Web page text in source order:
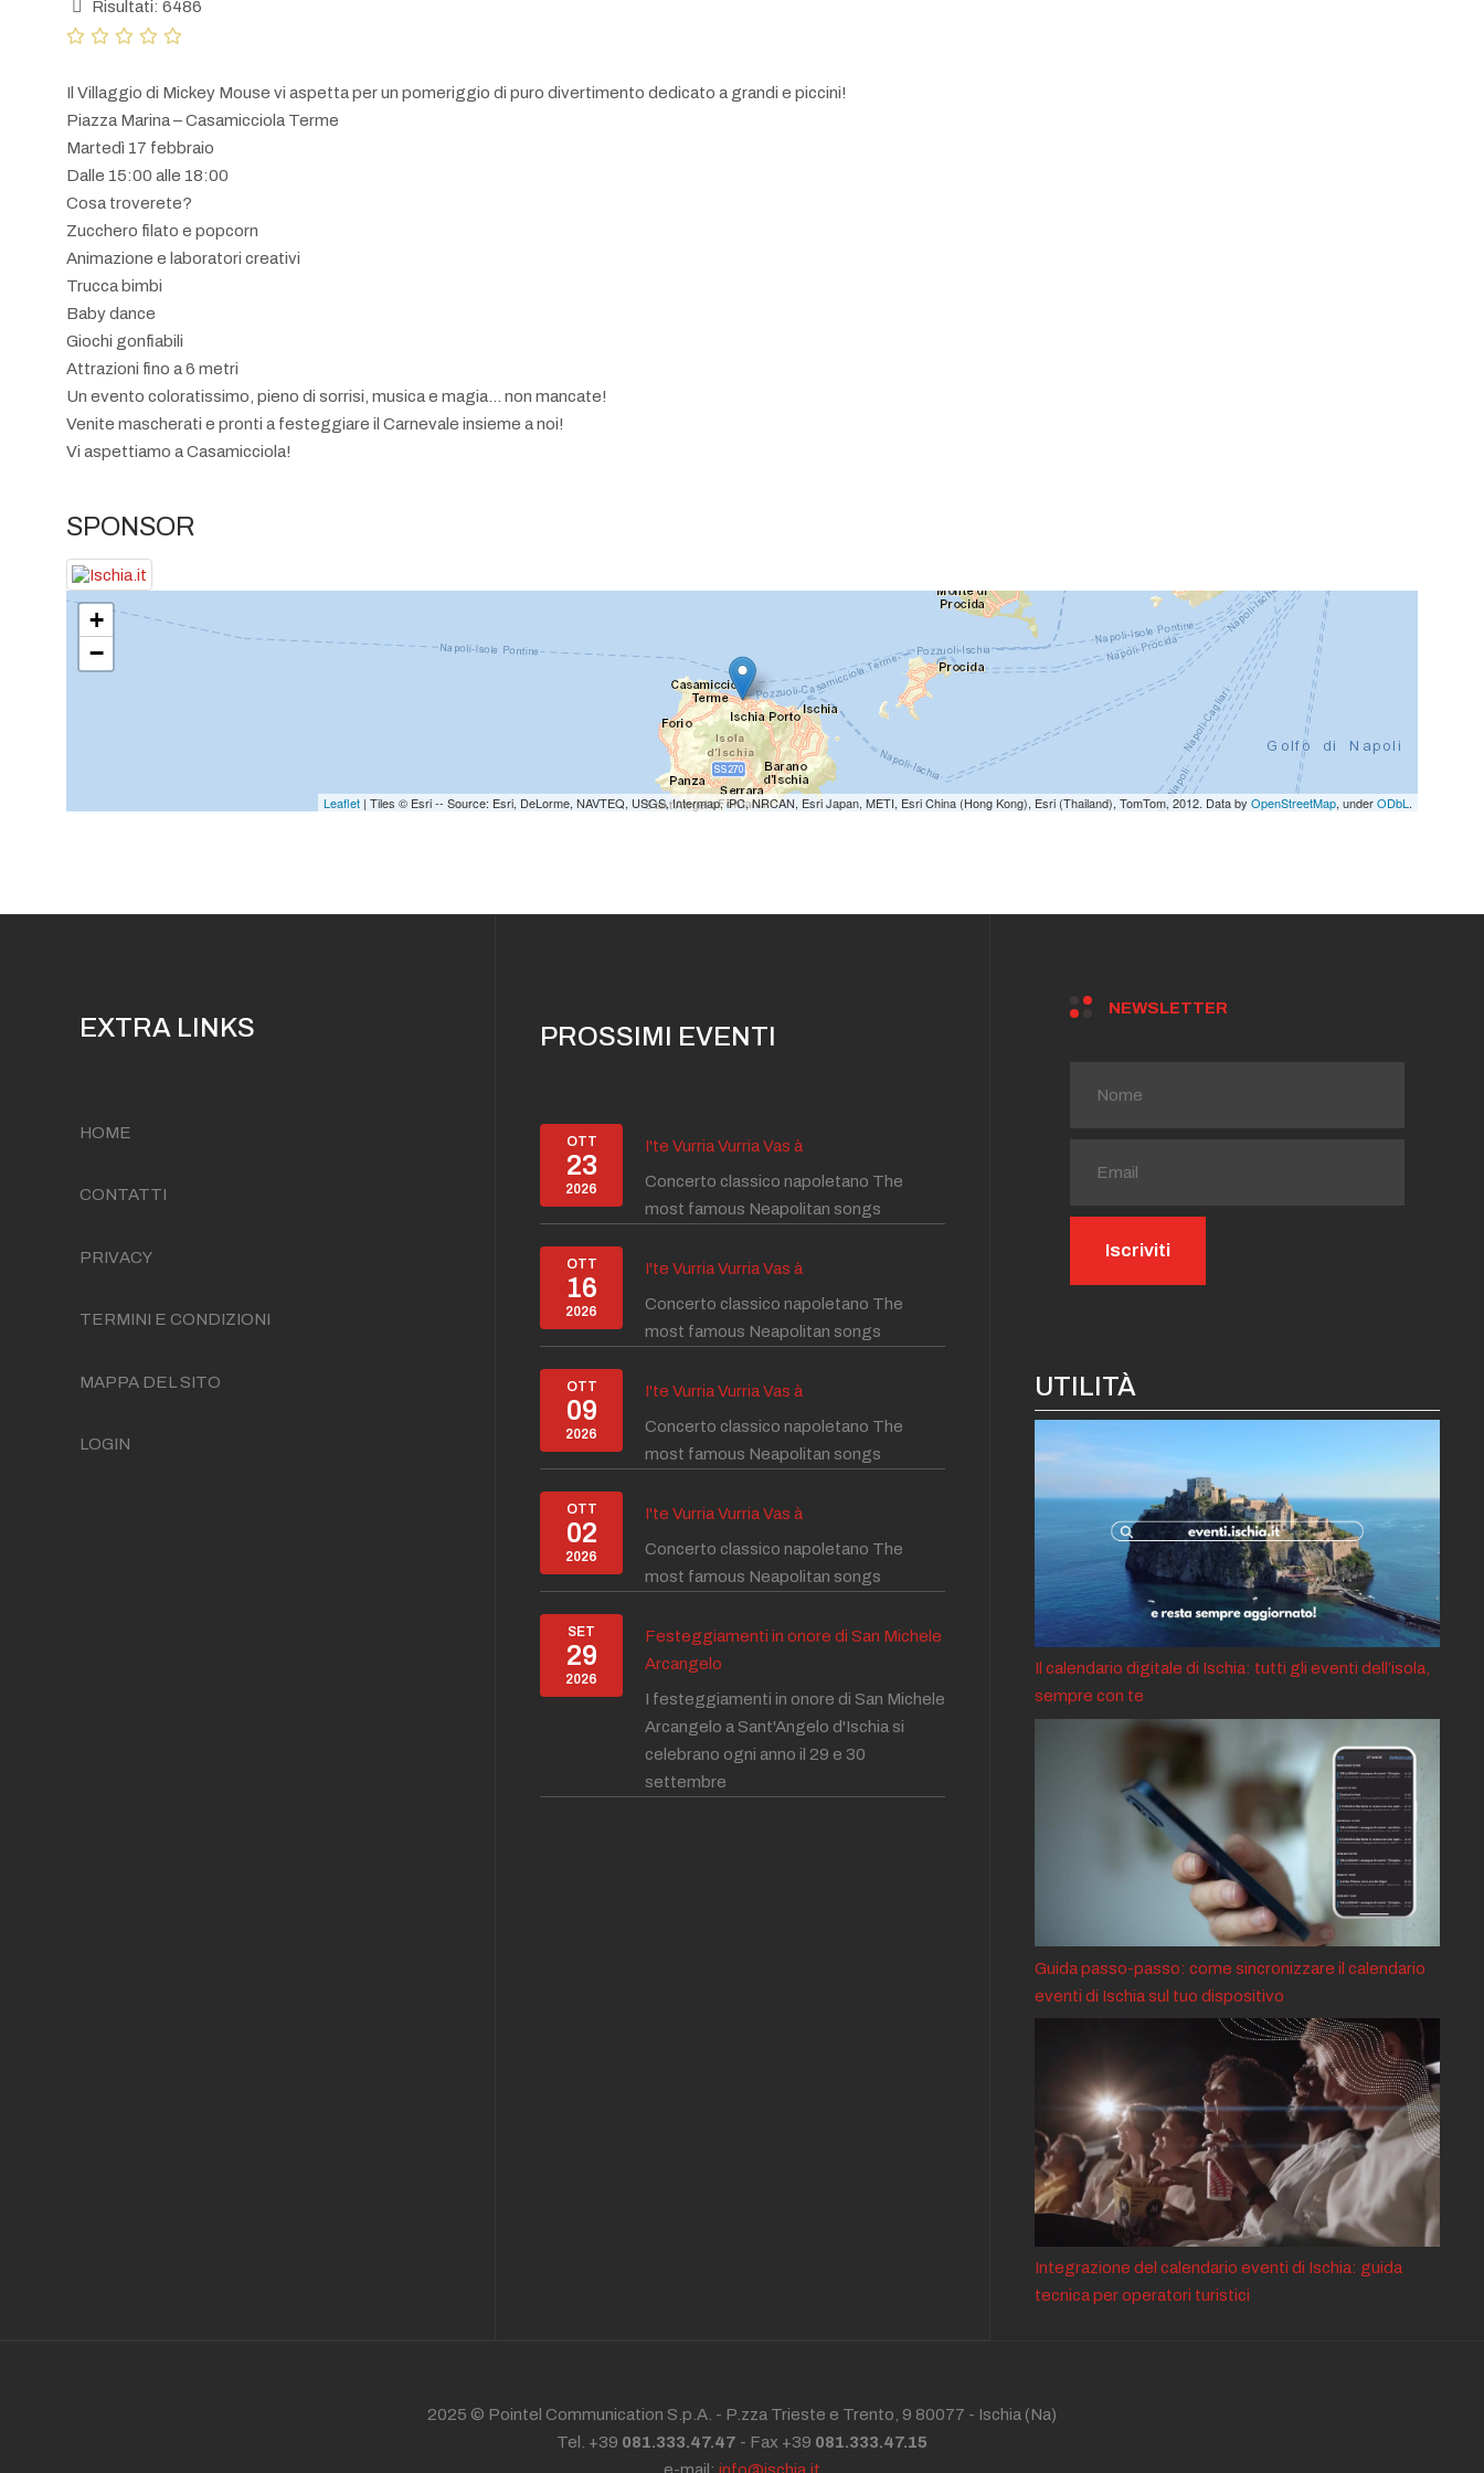
Risultati: 6486
Il Villaggio di Mickey Mouse vi aspetta per un pomeriggio di puro divertimento dedicato a grandi e piccini!
Piazza Marina – Casamicciola Terme
Martedì 17 febbraio
Dalle 15:00 alle 18:00
Cosa troverete?
Zucchero filato e popcorn
Animazione e laboratori creativi
Trucca bimbi
Baby dance
Giochi gonfiabili
Attrazioni fino a 6 metri
Un evento coloratissimo, pieno di sorrisi, musica e magia… non mancate!
Venite mascherati e pronti a festeggiare il Carnevale insieme a noi!
Vi aspettiamo a Casamicciola!
SPONSOR
+
−
Leaflet | Tiles © Esri -- Source: Esri, DeLorme, NAVTEQ, USGS, Intermap, iPC, NRCAN, Esri Japan, METI, Esri China (Hong Kong), Esri (Thailand), TomTom, 2012. Data by OpenStreetMap, underODbL .
EXTRA LINKS
HOME
CONTATTI
PRIVACY
TERMINI E CONDIZIONI
MAPPA DEL SITO
LOGIN
PROSSIMI EVENTI
OTT
23
2026
I'te Vurria Vurria Vas à
Concerto classico napoletano The
most famous Neapolitan songs
OTT
16
2026
I'te Vurria Vurria Vas à
Concerto classico napoletano The
most famous Neapolitan songs
OTT
09
2026
I'te Vurria Vurria Vas à
Concerto classico napoletano The
most famous Neapolitan songs
OTT
02
2026
I'te Vurria Vurria Vas à
Concerto classico napoletano The
most famous Neapolitan songs
SET
29
2026
Festeggiamenti in onore di San Michele
Arcangelo
I festeggiamenti in onore di San Michele
Arcangelo a Sant'Angelo d'Ischia si
celebrano ogni anno il 29 e 30
settembre
NEWSLETTER
UTILITÀ
Il calendario digitale di Ischia: tutti gli eventi dell’isola,
sempre con te
Guida passo-passo: come sincronizzare il calendario
eventi di Ischia sul tuo dispositivo
Integrazione del calendario eventi di Ischia: guida
tecnica per operatori turistici
2025 © Pointel Communication S.p.A. - P.zza Trieste e Trento, 9 80077 - Ischia (Na)
Tel. +39 081.333.47.47 - Fax +39 081.333.47.15